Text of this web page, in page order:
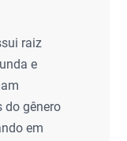
raiz
e
do gênero
em